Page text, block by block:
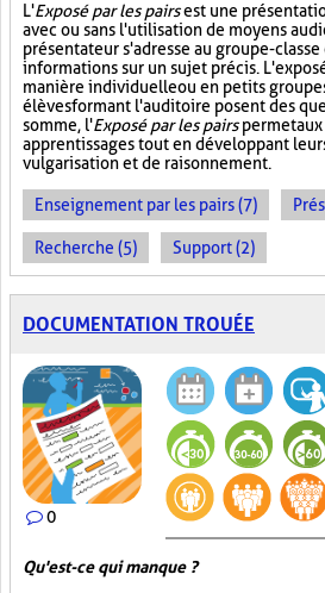
L'Exposé par les pairsest une
avec ou sans l'utilisation de moyens
présentateur s'adresse au groupe-
informations sur un sujet précis.
manière individuelle ou en petits
élèves formant l'auditoire posent des
somme, l'Exposé par les pairspermet
apprentissages tout en développant
vulgarisation et de raisonnement.
Enseignement par les pairs (7)
Recherche (5) Support (2)
DOCUMENTATION TROUÉE
0
Qu'est-ce qui manque ?